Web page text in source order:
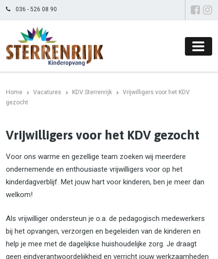
036 - 526 08 90
Home Vacatures KDV Sterrenrijk
Vrijwilligers voor het KDV
gezocht
Vrijwilligers voor het KDV gezocht
Voor ons warme en gezellige team zoeken wij meerdere
ondernemende en enthousiaste vrijwilligers voor op het
kinderdagverblijf. Met jouw hart voor kinderen, ben je meer dan
welkom!
Als vrijwilliger ondersteun je o.a. de pedagogisch medewerkers
bij het opvangen, verzorgen en begeleiden van de kinderen en
help je mee met de dagelijkse huishoudelijke zorg. Je draagt
geen eindverantwoordelijkheid en verricht jouw werkzaamheden